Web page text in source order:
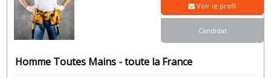
Homme Toutes Mains - toute la France
Voir le profil
Candidat